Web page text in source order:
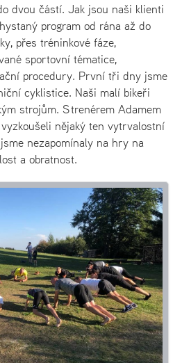
dvou částí. Jak jsou naši klienti
program od rána až do
přes tréninkové fáze,
sportovní tématice,
procedury. První tři dny jsme
cyklistice. Naši malí bikeři
strojům. S trenérem Adamem
nějaký ten vytrvalostní
nezapomínaly na hry na
a obratnost.